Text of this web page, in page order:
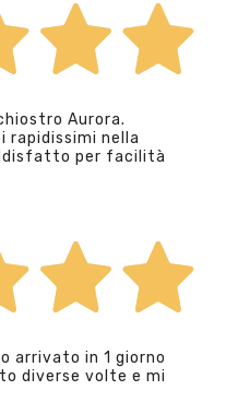
Aurora.
rapidissimi nella
per facilità
arrivato in 1 giorno
diverse volte e mi